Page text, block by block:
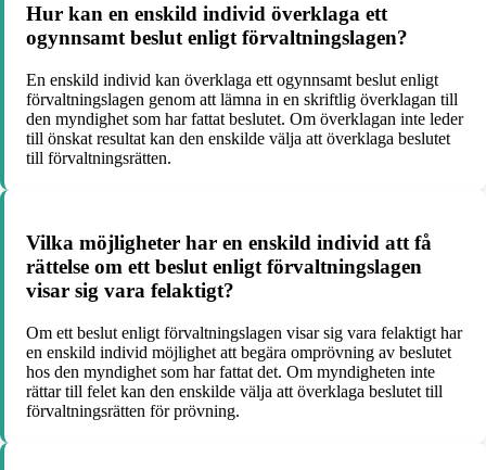
Hur kan en enskild individ överklaga ett
ogynnsamt beslut enligt förvaltningslagen?
En enskild individ kan överklaga ett ogynnsamt beslut enligt
förvaltningslagen genom att lämna in en skriftlig överklagan till
den myndighet som har fattat beslutet. Om överklagan inte leder
till önskat resultat kan den enskilde välja att överklaga beslutet
till förvaltningsrätten.
Vilka möjligheter har en enskild individ att få
rättelse om ett beslut enligt förvaltningslagen
visar sig vara felaktigt?
Om ett beslut enligt förvaltningslagen visar sig vara felaktigt har
en enskild individ möjlighet att begära omprövning av beslutet
hos den myndighet som har fattat det. Om myndigheten inte
rättar till felet kan den enskilde välja att överklaga beslutet till
förvaltningsrätten för prövning.